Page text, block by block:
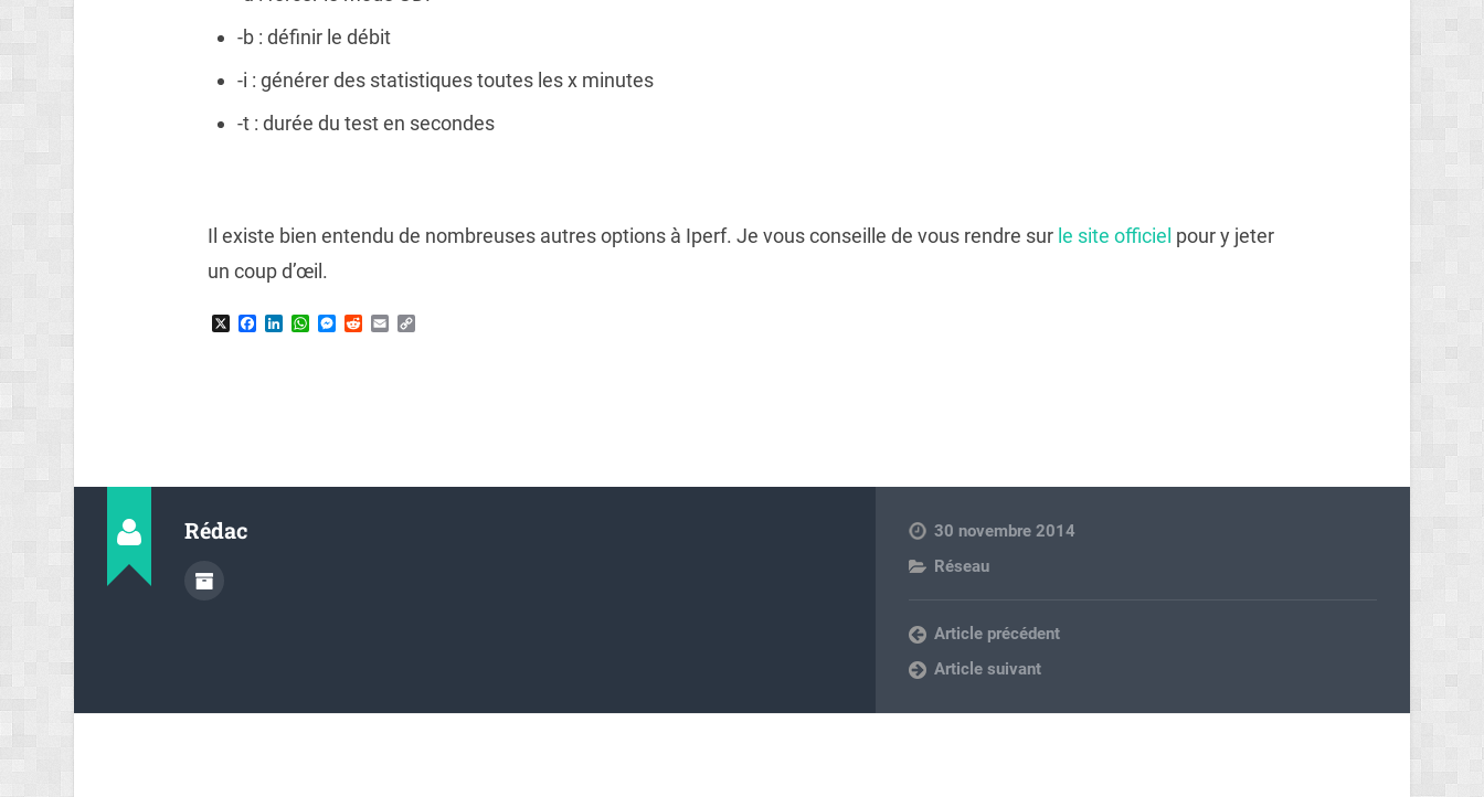
-b : définir le débit
-i : générer des statistiques toutes les x minutes
-t : durée du test en secondes
Il existe bien entendu de nombreuses autres options à Iperf. Je vous conseille de vous rendre sur le site officiel pour y jeter
un coup d’œil.
X Facebook
LinkedIn
WhatsApp
Messenger
RedditEmail
Rédac
30 novembre 2014
Réseau
Article précédent
Article suivant